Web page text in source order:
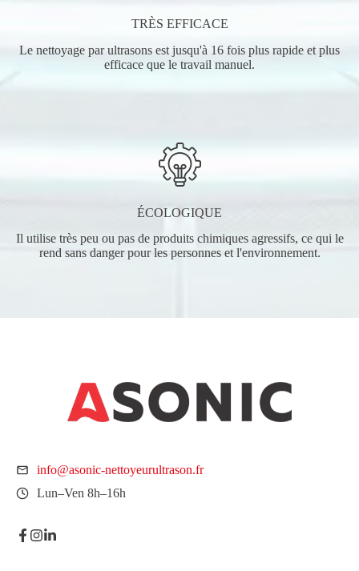
TRÈS EFFICACE
Le nettoyage par ultrasons est jusqu'à 16 fois plus rapide et plus
efficace que le travail manuel.
ÉCOLOGIQUE
Il utilise très peu ou pas de produits chimiques agressifs, ce qui le
rend sans danger pour les personnes et l'environnement.
info@asonic-nettoyeurultrason.fr
Lun–Ven 8h–16h